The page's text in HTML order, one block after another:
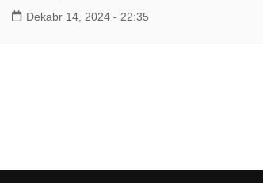
Dekabr 14, 2024 - 22:35